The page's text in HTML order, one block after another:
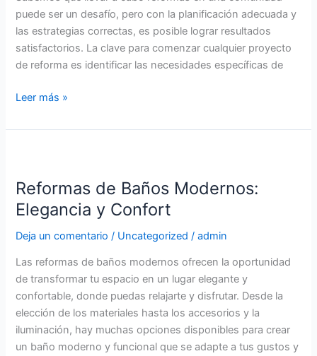
puede ser un desafío, pero con la planificación adecuada y
las estrategias correctas, es posible lograr resultados
satisfactorios. La clave para comenzar cualquier proyecto
de reforma es identificar las necesidades específicas de
Leer más »
Reformas de Baños Modernos:
Elegancia y Confort
Deja un comentario / Uncategorized /admin
Las reformas de baños modernos ofrecen la oportunidad
de transformar tu espacio en un lugar elegante y
confortable, donde puedas relajarte y disfrutar. Desde la
elección de los materiales hasta los accesorios y la
iluminación, hay muchas opciones disponibles para crear
un baño moderno y funcional que se adapte a tus gustos y
Baños
Modernos:
Elegancia
y
Confort